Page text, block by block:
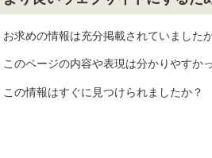
お求めの情報は充分掲載されていました
このページの内容や表現は分かりやすか
この情報はすぐに見つけられましたか？